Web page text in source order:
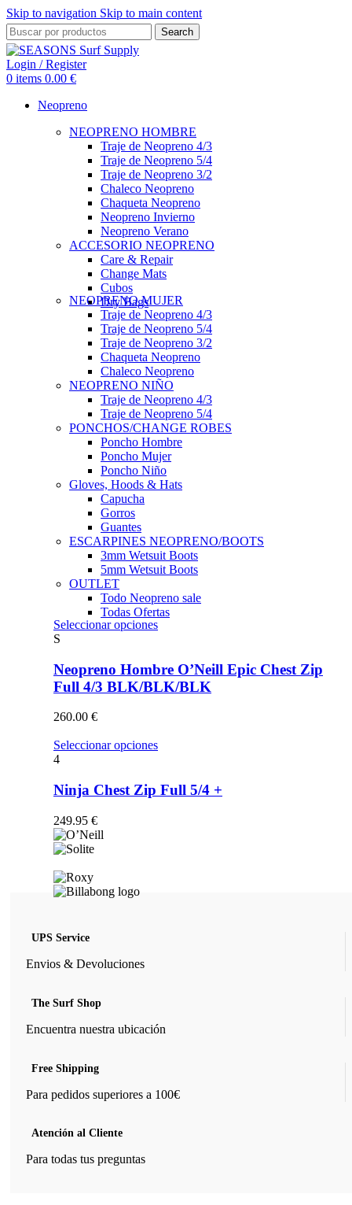
Skip to navigation Skip to main content
Search
Login / Register
0 items 0.00 €
Neopreno
NEOPRENO HOMBRE
Traje de Neopreno 4/3
Traje de Neopreno 5/4
Traje de Neopreno 3/2
Chaleco Neopreno
Chaqueta Neopreno
Neopreno Invierno
Neopreno Verano
ACCESORIO NEOPRENO
Care & Repair
Change Mats
Cubos
Dry Bags
NEOPRENO MUJER
Traje de Neopreno 4/3
Traje de Neopreno 5/4
Traje de Neopreno 3/2
Chaqueta Neopreno
Chaleco Neopreno
NEOPRENO NIÑO
Traje de Neopreno 4/3
Traje de Neopreno 5/4
PONCHOS/CHANGE ROBES
Poncho Hombre
Poncho Mujer
Poncho Niño
Gloves, Hoods & Hats
Capucha
Gorros
Guantes
ESCARPINES NEOPRENO/BOOTS
3mm Wetsuit Boots
5mm Wetsuit Boots
OUTLET
Todo Neopreno sale
Todas Ofertas
Seleccionar opcionesEste
múltiples
variantes.
Las
elegir
página
S
Neopreno Hombre O’Neill Epic Chest Zip
Full 4/3 BLK/BLK/BLK
260.00 €
Seleccionar opcionesEste
múltiples
variantes.
4
Ninja Chest Zip Full 5/4 +
249.95 €
UPS Service
Envios & Devoluciones
The Surf Shop
Encuentra nuestra ubicación
Free Shipping
Para pedidos superiores a 100€
Atención al Cliente
Para todas tus preguntas